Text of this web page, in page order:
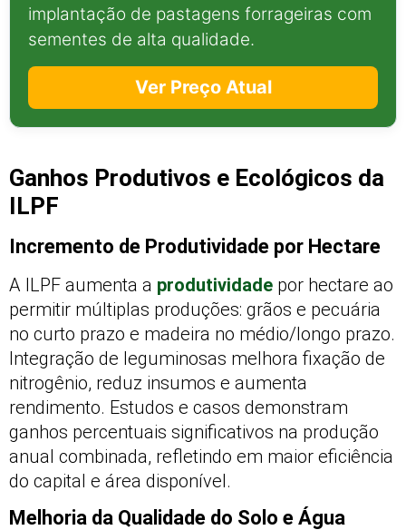
implantação de pastagens forrageiras com
sementes de alta qualidade.
Ver Preço Atual
Ganhos Produtivos e Ecológicos da
ILPF
Incremento de Produtividade por Hectare
A ILPF aumenta a produtividade por hectare ao
permitir múltiplas produções: grãos e pecuária
no curto prazo e madeira no médio/longo prazo.
Integração de leguminosas melhora fixação de
nitrogênio, reduz insumos e aumenta
rendimento. Estudos e casos demonstram
ganhos percentuais significativos na produção
anual combinada, refletindo em maior eficiência
do capital e área disponível.
Melhoria da Qualidade do Solo e Água